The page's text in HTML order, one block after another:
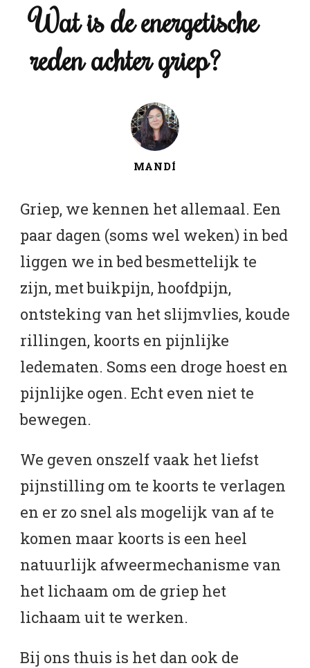
Wat is de energetische
reden achter griep?
MANDÍ
Griep, we kennen het allemaal. Een
paar dagen (soms wel weken) in bed
liggen we in bed besmettelijk te
zijn, met buikpijn, hoofdpijn,
ontsteking van het slijmvlies, koude
rillingen, koorts en pijnlijke
ledematen. Soms een droge hoest en
pijnlijke ogen. Echt even niet te
bewegen.
We geven onszelf vaak het liefst
pijnstilling om te koorts te verlagen
en er zo snel als mogelijk van af te
komen maar koorts is een heel
natuurlijk afweermechanisme van
het lichaam om de griep het
lichaam uit te werken.
Bij ons thuis is het dan ook de